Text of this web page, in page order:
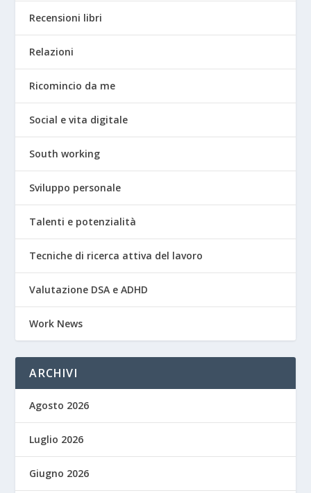
Recensioni libri
Relazioni
Ricomincio da me
Social e vita digitale
South working
Sviluppo personale
Talenti e potenzialità
Tecniche di ricerca attiva del lavoro
Valutazione DSA e ADHD
Work News
ARCHIVI
Agosto 2026
Luglio 2026
Giugno 2026